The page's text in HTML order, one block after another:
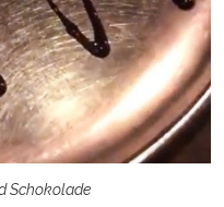
Schokolade